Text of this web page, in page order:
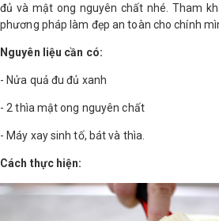
Shop All Brand A-
Z
đủ và mật ong nguyên chất nhé. Tham
phương pháp làm đẹp an toàn cho chính
Nguyên liệu cần có:
- Nửa quả đu đủ xanh
- 2 thìa mật ong nguyên chất
- Máy xay sinh tố, bát và thìa.
Cách thực hiện: